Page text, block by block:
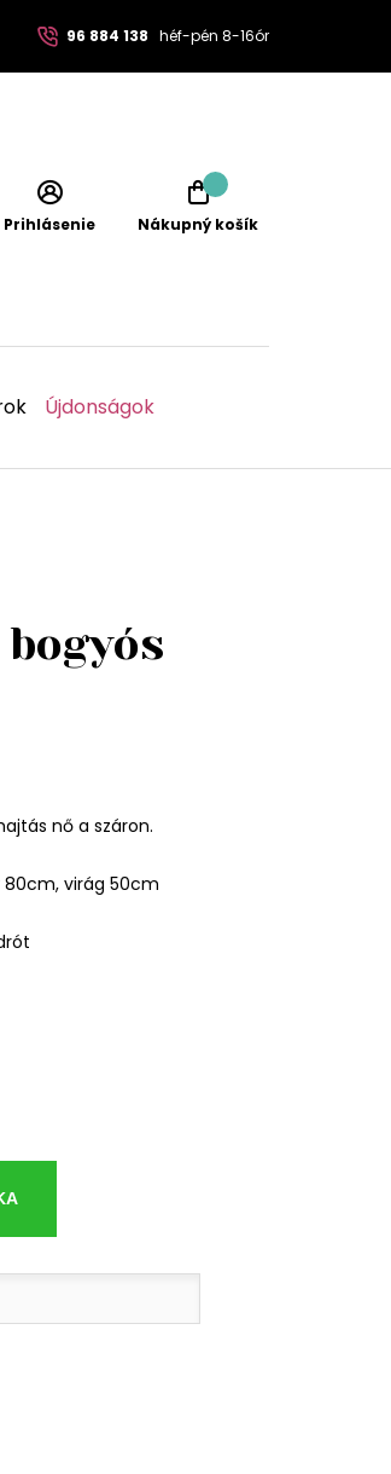
96 884 138 héf-pén 8-16ór
Prihlásenie Nákupný košík
Újdonságok
nő a száron.
80cm, virág 50cm